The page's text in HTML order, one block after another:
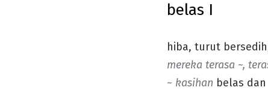
belas I
hiba, turut
mereka terasa ~,
~ kasihan belas